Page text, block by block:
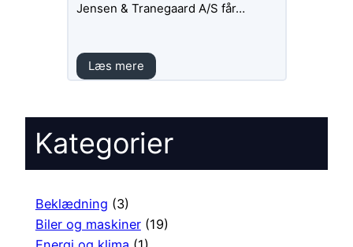
Kategorier
Beklædning (3)
Biler og maskiner(19)
Jensen & Tranegaard A/S får…
Læs mere